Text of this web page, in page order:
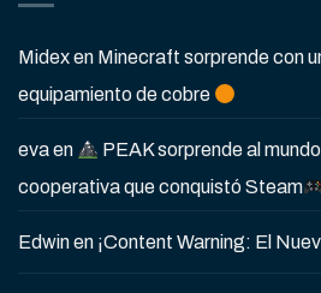
Midexen Minecraft sorprende con
equipamiento de cobre
evaen
PEAK sorprende al
cooperativa que conquistó Steam
Edwinen ¡Content Warning: El